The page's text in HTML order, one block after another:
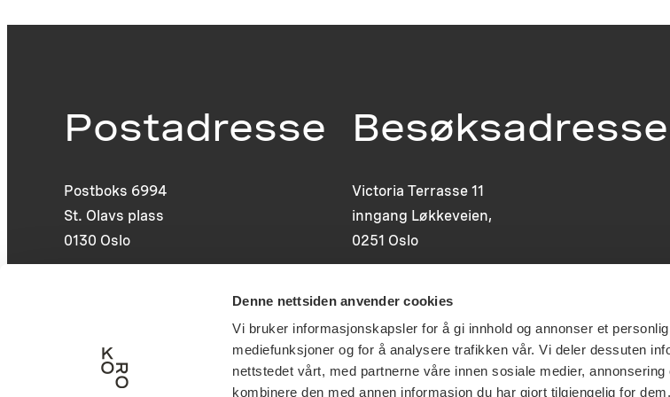
Denne nettsiden anvender cookies
Vi bruker informasjonskapsler for å gi innhold og annonser et
mediefunksjoner og for å analysere trafikken vår. Vi deler dessuten
nettstedet vårt, med partnerne våre innen sosiale medier,
kombinere den med annen informasjon du har gjort tilgjengelig for
Postadresse
Postboks 6994
St. Olavs plass
0130 Oslo
Besøksadresse
Victoria Terrasse 11
inngang Løkkeveien,
0251 Oslo